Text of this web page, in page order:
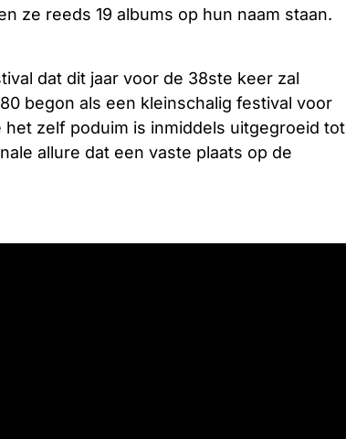
ze reeds 19 albums op hun naam staan.
dat dit jaar voor de 38ste keer zal
begon als een kleinschalig festival voor
zelf poduim is inmiddels uitgegroeid tot
allure dat een vaste plaats op de